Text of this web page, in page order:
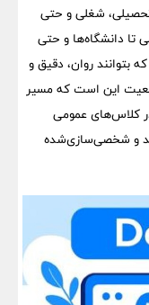
شغلی و حتی
تا دانشگاه‌ها و حتی
بتوانند روان، دقیق و
این است که مسیر
کلاس‌های عمومی
و شخصی‌سازی‌شده